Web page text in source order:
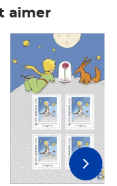
aimer
7,50€